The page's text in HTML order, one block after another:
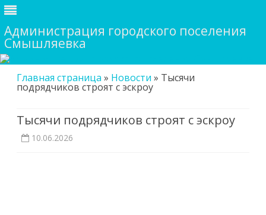
Администрация городского поселения
Смышляевка
to
content
Главная страница » Новости » Тысячи
подрядчиков строят с эскроу
Тысячи подрядчиков строят с эскроу
10.06.2026